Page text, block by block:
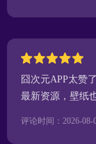
囧次元APP太赞
最新资源，壁纸
评论时间：2026-08-